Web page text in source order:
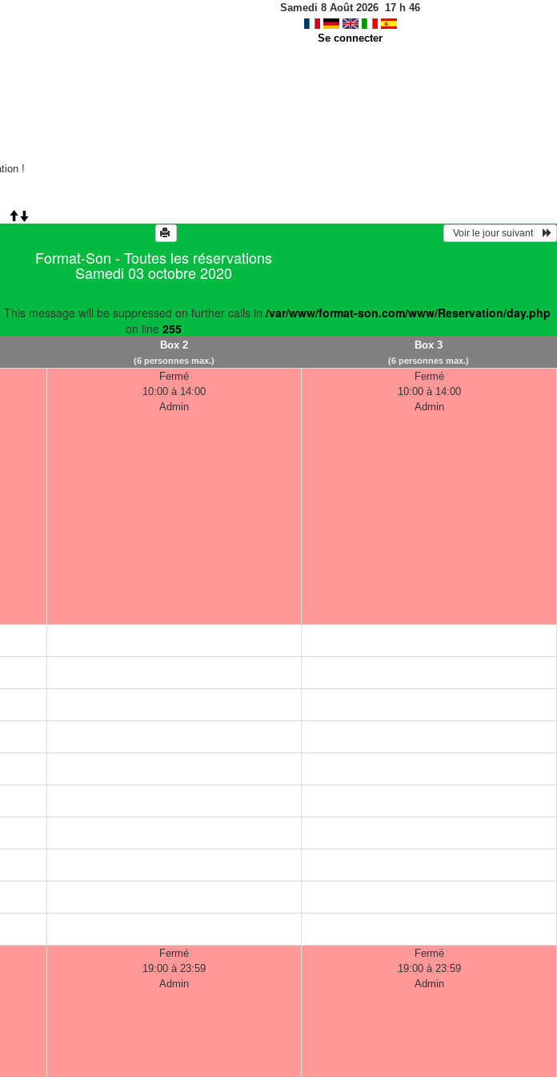
!
Samedi 8 Août 2026 17 h 46
Se connecter
  Voir le jour suivant
Format-Son - Toutes les réservations
Samedi 03 octobre 2020
message will be suppressed on further calls in /var/www/format-son.com/www/Reservation/day.php
on line 255
Box 2
(6 personnes max.)
Box 3
(6 personnes max.)
Fermé
10:00 à 14:00
Admin
Fermé
10:00 à 14:00
Admin
Fermé
19:00 à 23:59
Admin
Fermé
19:00 à 23:59
Admin